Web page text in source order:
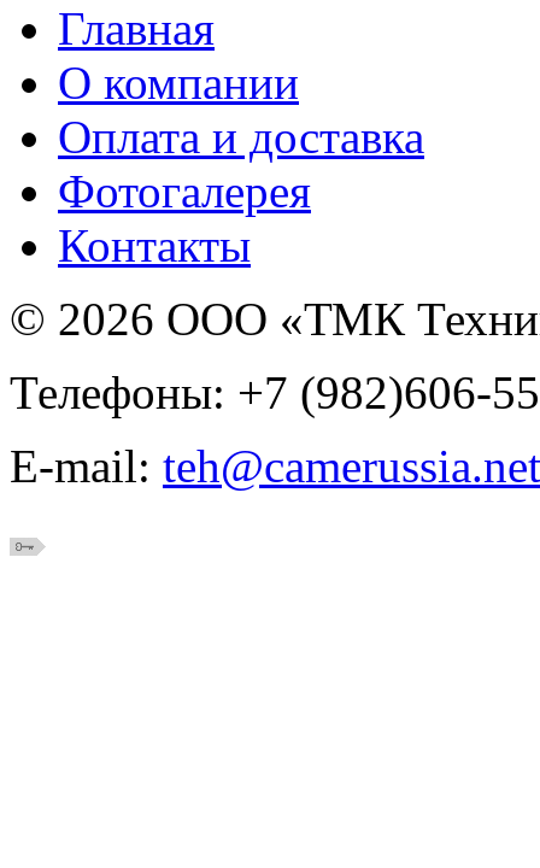
Главная
О компании
Оплата и доставка
Фотогалерея
Контакты
© 2026 ООО «ТМК
Телефоны: +7 (982)606-
E-mail: teh@camerussia.net